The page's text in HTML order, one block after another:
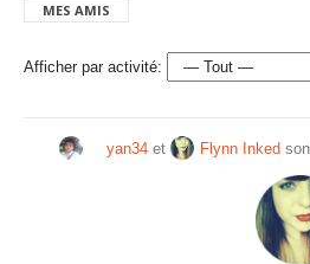
MES AMIS
Afficher par activité:
yan34 et Flynn Inked